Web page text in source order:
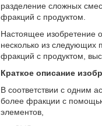
разделение сложных
фракций с продуктом.
Настоящее изобретение
несколько из следующих
фракций с продуктом,
Краткое описание
В соответствии с одним
более фракции с
элементов,